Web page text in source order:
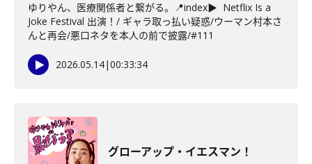
ゆりやん、医療関係者と繋がる。📍index▶ Netflix Is a
Joke Festival 出演！/ ギャラ取っ払い疑惑/ウーマン村本さ
んと再会/悪口ネタを本人の前で披露/#111
2026.05.14|00:33:34
グローアップ・イエスマン！